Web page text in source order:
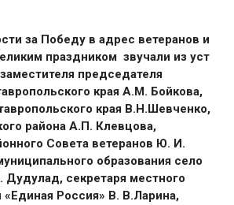
за Победу в адрес ветеранов и
праздником звучали из уст
председателя
края А.М. Бойкова,
края В.Н.Шевченко,
района А.П. Клевцова,
Совета ветеранов Ю. И.
образования село
Дудулад, секретаря местного
«Единая Россия» В. В.Ларина,